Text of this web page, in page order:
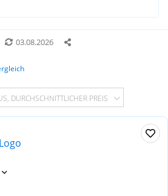
03.08.2026
DURCHSCHNITTLICHER PREIS